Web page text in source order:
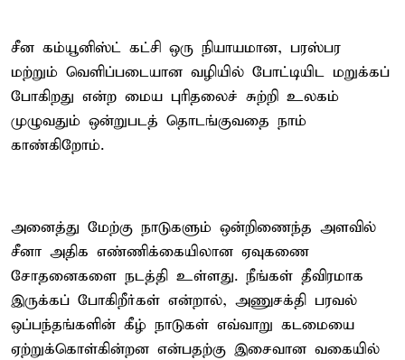
சீன கம்யூனிஸ்ட் கட்சி ஒரு நியாயமான, பரஸ்பர
மற்றும் வெளிப்படையான வழியில் போட்டியிட மறுக்கப்
போகிறது என்ற மைய புரிதலைச் சுற்றி உலகம்
முழுவதும் ஒன்றுபடத் தொடங்குவதை நாம்
காண்கிறோம்.
அனைத்து மேற்கு நாடுகளும் ஒன்றிணைந்த அளவில்
சீனா அதிக எண்ணிக்கையிலான ஏவுகணை
சோதனைகளை நடத்தி உள்ளது. நீங்கள் தீவிரமாக
இருக்கப் போகிறீர்கள் என்றால், அணுசக்தி பரவல்
ஒப்பந்தங்களின் கீழ் நாடுகள் எவ்வாறு கடமையை
ஏற்றுக்கொள்கின்றன என்பதற்கு இசைவான வகையில்